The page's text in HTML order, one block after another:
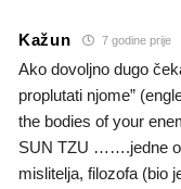
Kažun 7 godine prije
Ako dovoljno dugo
proplutati njome”
the bodies of your
SUN TZU …….jedne
mislitelja, filozofa (bio